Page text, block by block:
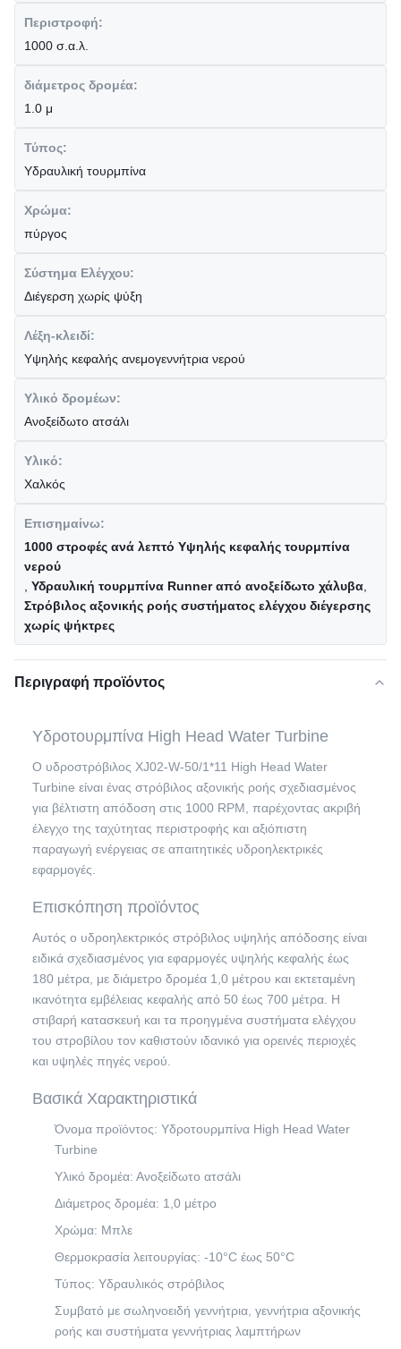
Περιστροφή:
1000 σ.α.λ.
διάμετρος δρομέα:
1.0 μ
Τύπος:
Υδραυλική τουρμπίνα
Χρώμα:
πύργος
Σύστημα Ελέγχου:
Διέγερση χωρίς ψύξη
Λέξη-κλειδί:
Υψηλής κεφαλής ανεμογεννήτρια νερού
Υλικό δρομέων:
Ανοξείδωτο ατσάλι
Υλικό:
Χαλκός
Επισημαίνω:
1000 στροφές ανά λεπτό Υψηλής κεφαλής τουρμπίνα
νερού
Υδραυλική τουρμπίνα Runner από ανοξείδωτο χάλυβα
Στρόβιλος αξονικής ροής συστήματος ελέγχου διέγερσης
χωρίς ψήκτρες
Περιγραφή προϊόντος
Υδροτουρμπίνα High Head Water Turbine
Ο υδροστρόβιλος XJ02-W-50/1*11 High Head Water
Turbine είναι ένας στρόβιλος αξονικής ροής σχεδιασμένος
για βέλτιστη απόδοση στις 1000 RPM, παρέχοντας ακριβή
έλεγχο της ταχύτητας περιστροφής και αξιόπιστη
παραγωγή ενέργειας σε απαιτητικές υδροηλεκτρικές
εφαρμογές.
Επισκόπηση προϊόντος
Αυτός ο υδροηλεκτρικός στρόβιλος υψηλής απόδοσης είναι
ειδικά σχεδιασμένος για εφαρμογές υψηλής κεφαλής έως
180 μέτρα, με διάμετρο δρομέα 1,0 μέτρου και εκτεταμένη
ικανότητα εμβέλειας κεφαλής από 50 έως 700 μέτρα. Η
στιβαρή κατασκευή και τα προηγμένα συστήματα ελέγχου
του στροβίλου τον καθιστούν ιδανικό για ορεινές περιοχές
και υψηλές πηγές νερού.
Βασικά Χαρακτηριστικά
Όνομα προϊόντος: Υδροτουρμπίνα High Head Water
Turbine
Υλικό δρομέα: Ανοξείδωτο ατσάλι
Διάμετρος δρομέα: 1,0 μέτρο
Χρώμα: Μπλε
Θερμοκρασία λειτουργίας: -10°C έως 50°C
Τύπος: Υδραυλικός στρόβιλος
Συμβατό με σωληνοειδή γεννήτρια, γεννήτρια αξονικής
ροής και συστήματα γεννήτριας λαμπτήρων